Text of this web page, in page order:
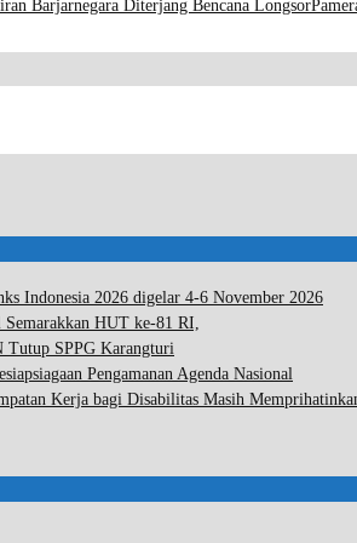
Barjarnegara Diterjang Bencana Longsor
Indonesia 2026 digelar 4-6 November 2026
Semarakkan HUT ke-81 RI,
Tutup SPPG Karangturi
Pengamanan Agenda Nasional
Kerja bagi Disabilitas Masih